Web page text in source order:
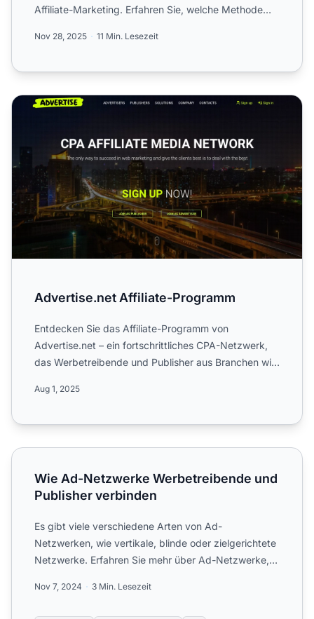
Affiliate-Marketing. Erfahren Sie, welche Methode
Nov 28, 2025 11 Min. Lesezeit
Advertise.net Affiliate-Programm
Advertise.net Affiliate-Programm
Entdecken Sie das Affiliate-Programm von
Advertise.net – ein fortschrittliches CPA-Netzwerk,
das Werbetreibende und Publisher aus Branchen wie
Aug 1, 2025
Wie Ad-Netzwerke Werbetreibende und Publisher
Wie Ad-Netzwerke Werbetreibende und
Publisher verbinden
Es gibt viele verschiedene Arten von Ad-
Netzwerken, wie vertikale, blinde oder zielgerichtete
Netzwerke. Erfahren Sie mehr über Ad-Netzwerke,
Nov 7, 2024 3 Min. Lesezeit